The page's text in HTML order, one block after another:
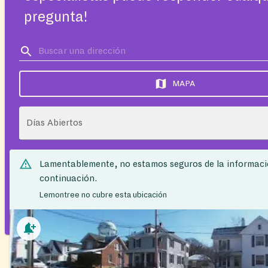
pregunta!
MAPA
Días Abiertos
Lamentablemente, no estamos seguros de la
continuación.
Lemontree no cubre esta ubicación